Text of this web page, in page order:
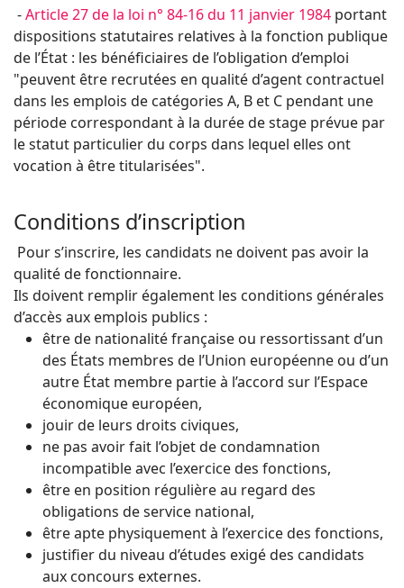
-Article 27 de la loi n° 84-16 du 11 janvier 1984 portant
dispositions statutaires relatives à la fonction publique
de l’État : les bénéficiaires de l’obligation d’emploi
"peuvent être recrutées en qualité d’agent contractuel
dans les emplois de catégories A, B et C pendant une
période correspondant à la durée de stage prévue par
le statut particulier du corps dans lequel elles ont
vocation à être titularisées".
Conditions d’inscription
Pour s’inscrire, les candidats ne doivent pas avoir la
qualité de fonctionnaire.
Ils doivent remplir également les conditions générales
d’accès aux emplois publics :
être de nationalité française ou ressortissant d’un
des États membres de l’Union européenne ou d’un
autre État membre partie à l’accord sur l’Espace
économique européen,
jouir de leurs droits civiques,
ne pas avoir fait l’objet de condamnation
incompatible avec l’exercice des fonctions,
être en position régulière au regard des
obligations de service national,
être apte physiquement à l’exercice des fonctions,
justifier du niveau d’études exigé des candidats
aux concours externes.